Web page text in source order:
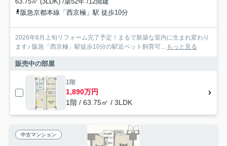
阪急京都本線「西京極」駅 徒歩10分
2026年8月上旬リフォーム完了予定！まるで新築な室内に生まれ変わり
ます♪ 阪急「西京極」駅徒歩10分の駅近ペット飼育可... もっと見る
販売中の部屋
1階
1,890万円
1階 / 63.75㎡ / 3LDK
中古マンション